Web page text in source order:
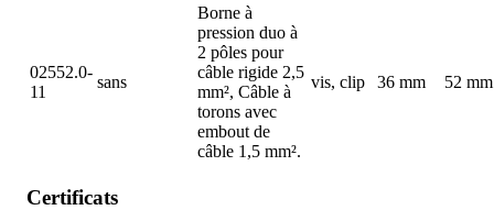
02552.0-
11
sans
Borne à
pression duo à
2 pôles pour
câble rigide 2,5
mm², Câble à
torons avec
embout de
câble 1,5 mm².
vis, clip 36 mm 52 mm
Certificats